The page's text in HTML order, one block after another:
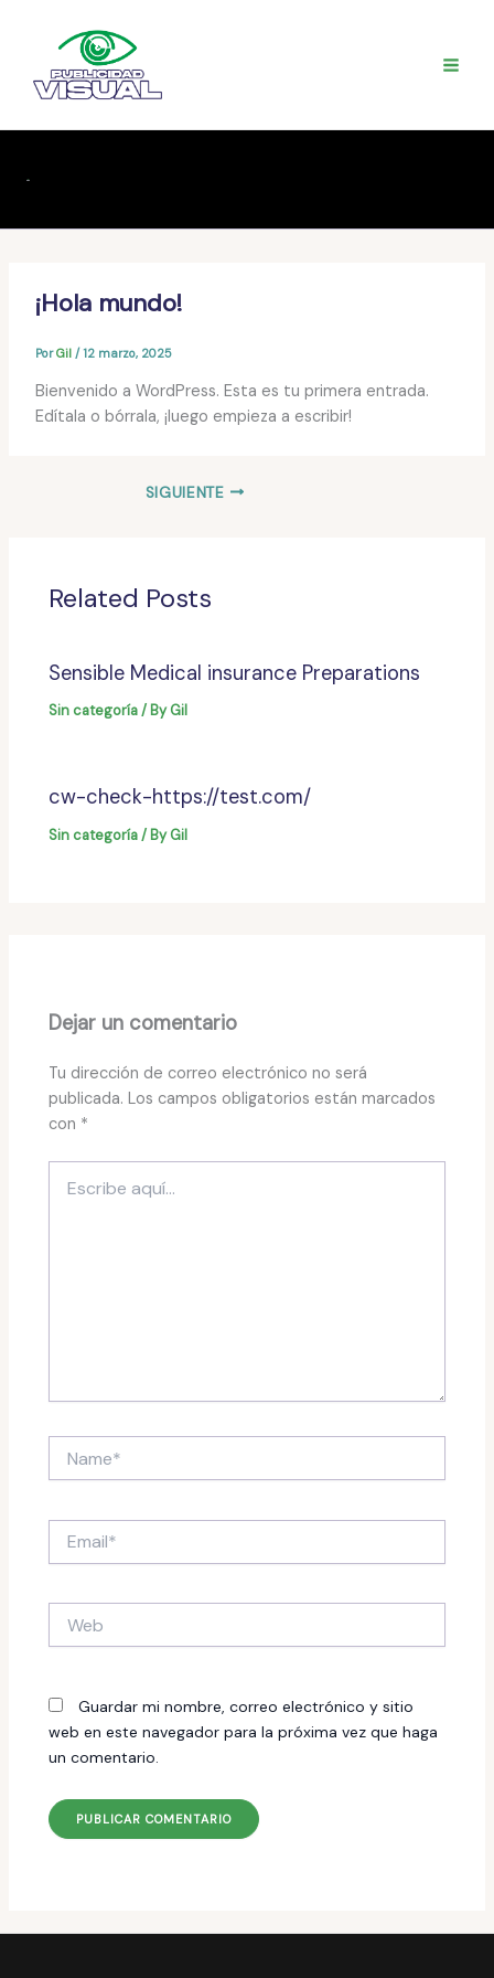
¡Hola mundo!
PorGil /12 marzo, 2025
Bienvenido a WordPress. Esta es tu primera entrada.
Edítala o bórrala, ¡luego empieza a escribir!
SIGUIENTE
Related Posts
Sensible Medical insurance Preparations
Sin categoría/ ByGil
cw-check-https://test.com/
Sin categoría/ ByGil
Dejar un comentario
Tu dirección de correo electrónico no será
publicada. Los campos obligatorios están marcados
con *
aquí...
Guardar mi nombre, correo electrónico y sitio
web en este navegador para la próxima vez que haga
un comentario.